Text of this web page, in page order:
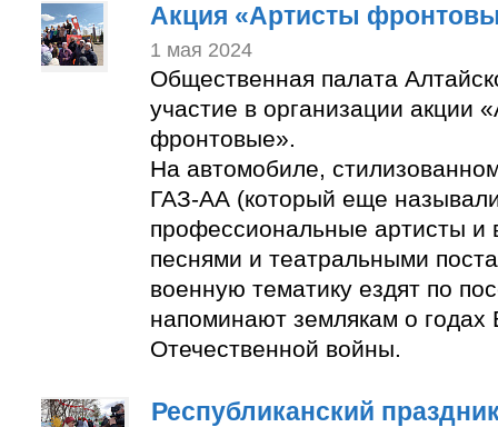
Акция «Артисты
1 мая 2024
Общественная палата
участие в организации акции
фронтовые».
На автомобиле,
ГАЗ-АА (который еще
профессиональные артисты и
песнями и театральными
военную тематику ездят по
напоминают землякам о годах
Отечественной войны.
Республиканский